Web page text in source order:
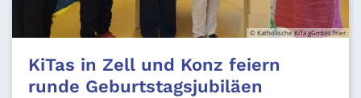
© Katholische KiTa gGmbH Trier
KiTas in Zell und Konz feiern
runde Geburtstagsjubiläen